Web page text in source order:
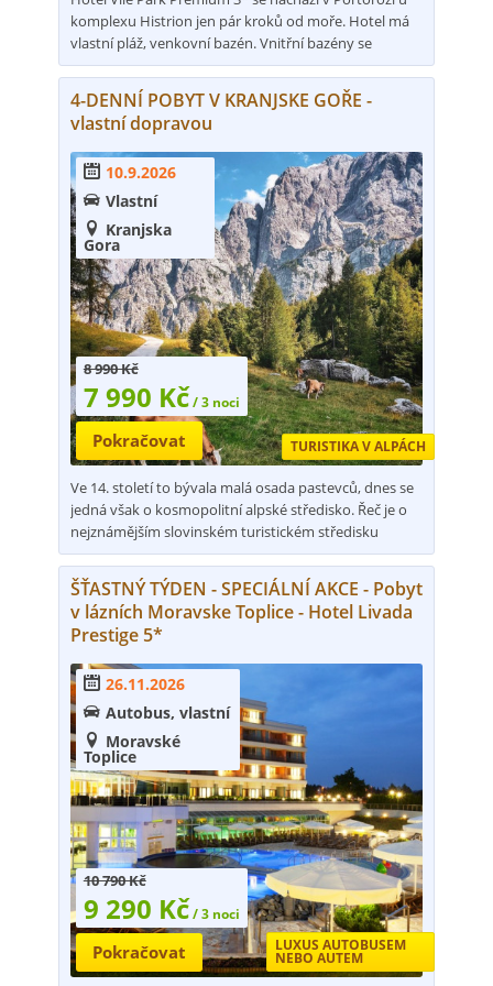
komplexu Histrion jen pár kroků od moře. Hotel má
vlastní pláž, venkovní bazén. Vnitřní bazény se
nacházejí v hotelu Histrion 4*. Vile Park Premium 3*
nabízí i dětské hřiště a mini klub. V komplexu je k
dispozici velký termální park TERMARIS s vyhřívanou
mořskou vodou.
4-DENNÍ POBYT V KRANJSKE GOŘE -
vlastní dopravou
 10.9.2026
 Vlastní
 Kranjska
Gora
TURISTIKA V ALPÁCH
8 990 Kč
7 990 Kč/ 3 noci
Pokračovat
Ve 14. století to bývala malá osada pastevců, dnes se
jedná však o kosmopolitní alpské středisko. Řeč je o
nejznámějším slovinském turistickém středisku
Kranjska Gora. Ta láká své návštěvníky k aktivní
rodinné dovolené jak v létě, tak v zimě, a to jen
několik kilometrů od rakouských a italských hranic.
Městečko je zasazené v nádherné přírodě na úpatí
Julských Alp v údolí kolem ústí říčky Pišnice do Sávy
Dolinky a je skvělou základnou pro mnohočetné
výlety po okolí.
ŠŤASTNÝ TÝDEN - SPECIÁLNÍ AKCE - Pobyt
v lázních Moravske Toplice - Hotel Livada
Prestige 5*
 26.11.2026
 Autobus, vlastní
 Moravské
Toplice
LUXUS AUTOBUSEM
NEBO AUTEM
10 790 Kč
9 290 Kč/ 3 noci
Pokračovat